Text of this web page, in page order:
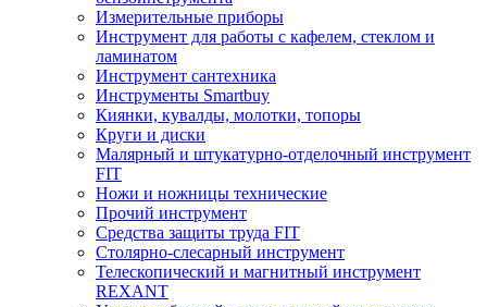
Измерительные приборы
Инструмент для работы с кафелем, стеклом и
ламинатом
Инструмент сантехника
Инструменты Smartbuy
Киянки, кувалды, молотки, топоры
Круги и диски
Малярный и штукатурно-отделочный инструмент
FIT
Ножи и ножницы технические
Прочий инструмент
Средства защиты труда FIT
Столярно-слесарный инструмент
Телескопический и магнитный инструмент
REXANT